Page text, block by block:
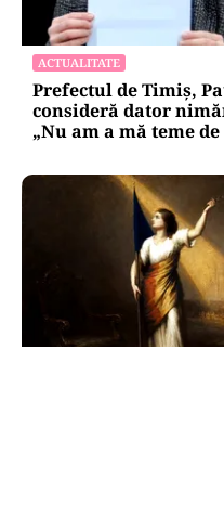
ACTUALITATE
Prefectul de Timiș,
consideră dator
„Nu am a mă teme